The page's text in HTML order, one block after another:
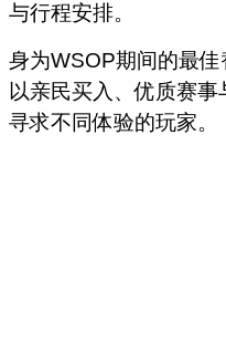
与行程安排。
身为WSOP期间的最
以亲民买入、优质赛
寻求不同体验的玩家。